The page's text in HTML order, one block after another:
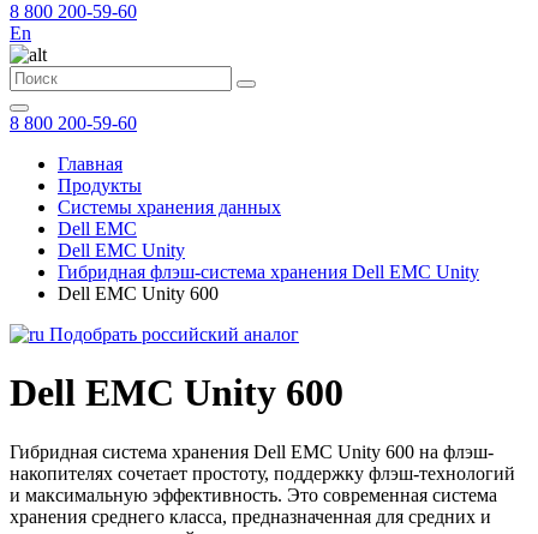
8 800 200-59-60
En
8 800 200-59-60
Главная
Продукты
Системы хранения данных
Dell EMC
Dell EMC Unity
Гибридная флэш-система хранения Dell EMC Unity
Dell EMC Unity 600
Подобрать российский аналог
Dell EMC Unity 600
Гибридная система хранения Dell EMC Unity 600 на флэш-
накопителях сочетает простоту, поддержку флэш-технологий
и максимальную эффективность. Это современная система
хранения среднего класса, предназначенная для средних и